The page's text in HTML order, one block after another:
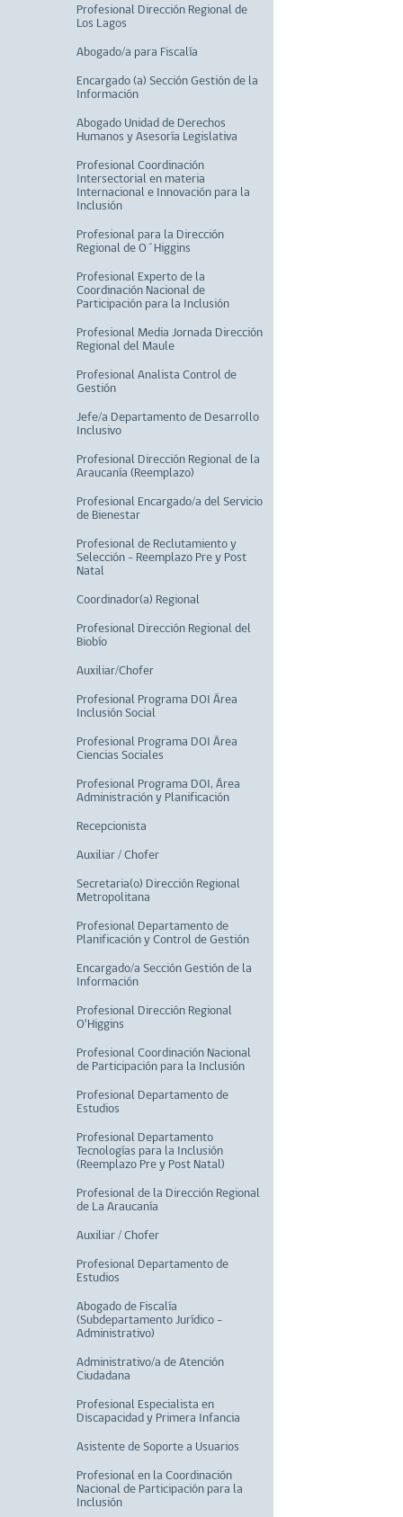
Profesional Dirección Regional de
Los Lagos
Abogado/a para Fiscalía
Encargado (a) Sección Gestión de la
Información
Abogado Unidad de Derechos
Humanos y Asesoría Legislativa
Profesional Coordinación
Intersectorial en materia
Internacional e Innovación para la
Inclusión
Profesional para la Dirección
Regional de O´Higgins
Profesional Experto de la
Coordinación Nacional de
Participación para la Inclusión
Profesional Media Jornada Dirección
Regional del Maule
Profesional Analista Control de
Gestión
Jefe/a Departamento de Desarrollo
Inclusivo
Profesional Dirección Regional de la
Araucanía (Reemplazo)
Profesional Encargado/a del Servicio
de Bienestar
Profesional de Reclutamiento y
Selección - Reemplazo Pre y Post
Natal
Coordinador(a) Regional
Profesional Dirección Regional del
Biobío
Auxiliar/Chofer
Profesional Programa DOI Área
Inclusión Social
Profesional Programa DOI Área
Ciencias Sociales
Profesional Programa DOI, Área
Administración y Planificación
Recepcionista
Auxiliar / Chofer
Secretaria(o) Dirección Regional
Metropolitana
Profesional Departamento de
Planificación y Control de Gestión
Encargado/a Sección Gestión de la
Información
Profesional Dirección Regional
O'Higgins
Profesional Coordinación Nacional
de Participación para la Inclusión
Profesional Departamento de
Estudios
Profesional Departamento
Tecnologías para la Inclusión
(Reemplazo Pre y Post Natal)
Profesional de la Dirección Regional
de La Araucanía
Auxiliar / Chofer
Profesional Departamento de
Estudios
Abogado de Fiscalía
(Subdepartamento Jurídico -
Administrativo)
Administrativo/a de Atención
Ciudadana
Profesional Especialista en
Discapacidad y Primera Infancia
Asistente de Soporte a Usuarios
Profesional en la Coordinación
Nacional de Participación para la
Inclusión